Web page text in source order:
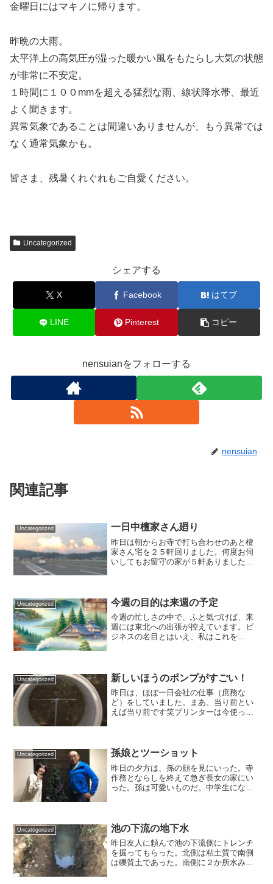
金曜日にはマキノに帰ります。
昨晩の大雨。
太平洋上の高気圧が湿った暖かい風をもたらし大気の状態
が非常に不安定。
１時間に１００mmを超える猛烈な雨、線状降水帯、最近
よく聞きます。
異常気象であることは間違いありませんが、もう異常では
なく通常気象かも。
皆さま、残暑くれぐれもご自愛ください。
Uncategorized
シェアする
X Facebook はてブ
LINE Pinterest コピー
nensuianをフォローする
nensuian
関連記事
Uncategorized 一日中檀家さん廻り
昨日は朝からお寺で打ち合わせのあと檀
家さん宅を２５軒回りました。何度お伺
いしてもお留守の家が５軒ありました。
心伝心とはこのこと？と思...
Uncategorized 今週の目的は来週の予定
今週の忙しさの中で、ふと気づけば、来
週には東北への出張が控えています。ビ
ジネスの名目とはいえ、私はこれを
て心温まる人々。まず頭に浮かぶ...
Uncategorized 新しいほうのポンプがすごい！
昨日は、ほぼ一日会社の仕事（庶務な
ど）をしていました。まあ、当り前とい
えば当り前です笑プリンターは今使って
守のあいだに先輩がこられて...
Uncategorized 孫娘とツーショット
昨日の夕方は、孫の顔を見にいった。寺
作務とならしを終えて急ぎ長女の家にい
った。孫は可愛いものだ。中学生になっ
た。なかでも自身の若いこ...
Uncategorized 池の下流の地下水
昨日友人に頼んで池の下流側にトレンチ
を掘ってもらった。北側は粘土質で南側
は礫質土であった。南側に２か所水みち